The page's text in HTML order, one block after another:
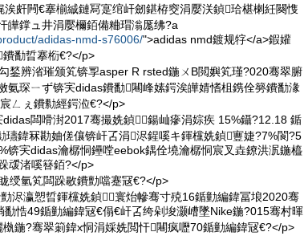
皯闁€搴椾絾鏈冩寔绾屽劒鍖栫窔涓嬮浂鍞珨椹楋紝闋愯
皣鐣ュ井涓嬮檷銆備粬瑁滃厖绋?a
adidas-nmd-s76006/">adidas nmd鍍规牸</a>鍜孉
勫晢搴椼€?</p>
鍫辨渻璀颁笂锛孠asper R rsted鍦ㄨВ閲嬩笂瑾?020骞翠腑
氨琛ㄧず锛宎didas鐨勫闀峰嫊鍔涘皣婧愭柤鎸佺簩鐨勫湪
ㄥぇ鐨勬經鍔涖€?</p>
闆嗗湗2017骞撮姺鍞鍚屾瘮涓婃疾 15%鑷?12.18 鍎
瓙鍏冧勘妯傞儴锛屽叾涓浕鍟嗘キ鍕欓姺鍞寷婕?7%閬?5
锛宎didas瀹樼恫鑸嘡eebok鍝佺墝瀹樼恫宸叉垚鐐洪泦鍦橀
叆渚嗘簮銆?</p>
绶氫笂闆跺敭鐨勯噹蹇冦€?</p>
浕瀛愬晢鍕欓姺鍞寰炲幓骞寸殑16鍎勭編鍏冨埌2020骞
悎49鍎勭編鍏冦€傝€屽叾绔剁埈灏嶆墜Nike鍦?015骞村暉
鍦?骞翠箣鍏х恫涓婇姺閲忓闀疯嚦70鍎勭編鍏冦€?</p>